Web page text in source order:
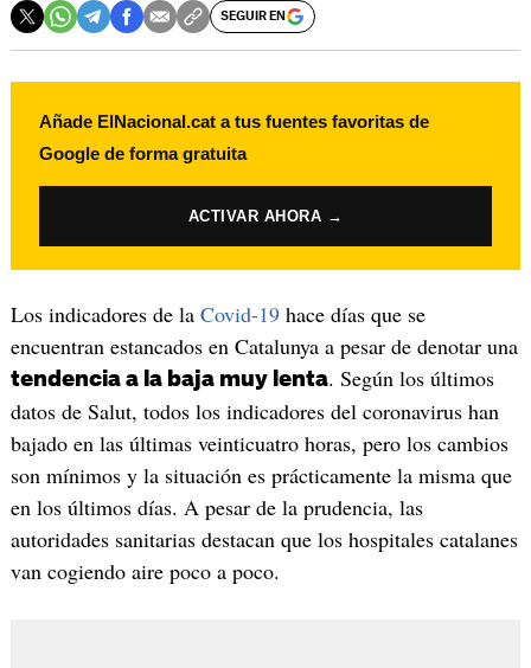
SEGUIR EN
Añade ElNacional.cat a tus fuentes favoritas de
Google de forma gratuita
ACTIVAR AHORA →
Los indicadores de la Covid-19hace días que se
encuentran estancados en Catalunya a pesar de denotar una
tendencia a la baja muy lenta. Según los últimos
datos de Salut, todos los indicadores del coronavirus han
bajado en las últimas veinticuatro horas, pero los cambios
son mínimos y la situación es prácticamente la misma que
en los últimos días. A pesar de la prudencia, las
autoridades sanitarias destacan que los hospitales catalanes
van cogiendo aire poco a poco.